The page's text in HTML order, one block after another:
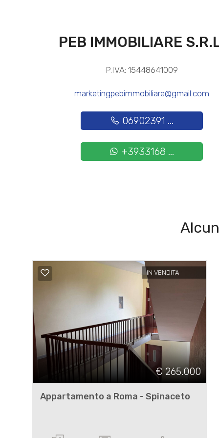
PEB IMMOBILIARE
P.IVA: 15448641009
marketingpebimmobiliare@gmail.com
06902391 ...
+3933168 ...
IN VENDITA
€ 265.000
Appartamento a Roma - Spinaceto